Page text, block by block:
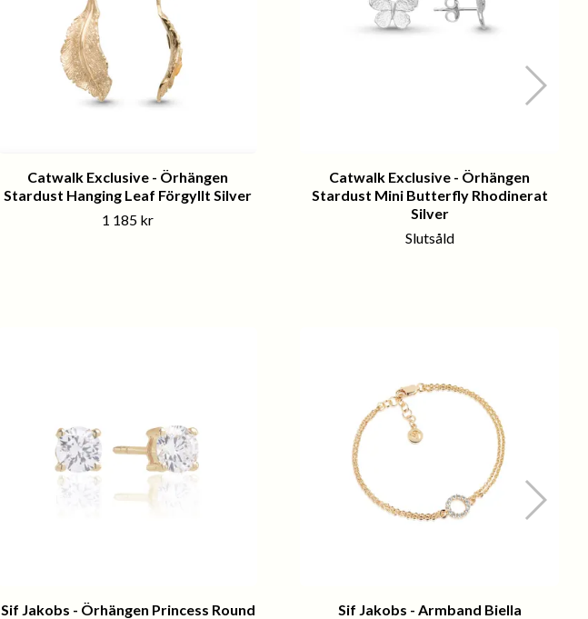
Catwalk Exclusive - Örhängen
Stardust Hanging Leaf Förgyllt Silver
1 185 kr
Catwalk Exclusive - Örhängen
Stardust Mini Butterfly Rhodinerat
Silver
Slutsåld
Sif Jakobs - Örhängen Princess Round
Sif Jakobs - Armband Biella